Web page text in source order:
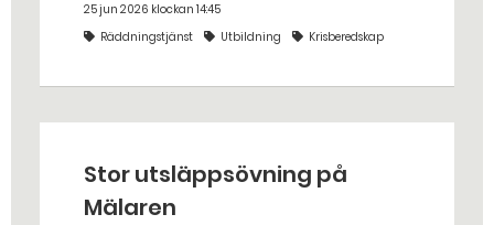
bakhåll, utspridda granater och hot
från livsfarliga drönare i det
25 jun 2026 klockan 14:45
Räddningstjänst
Utbildning Krisberedskap
Stor utsläppsövning på
Mälaren